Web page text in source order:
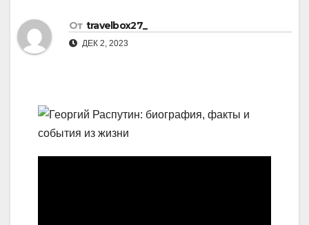
От travelbox27_
ДЕК 2, 2023